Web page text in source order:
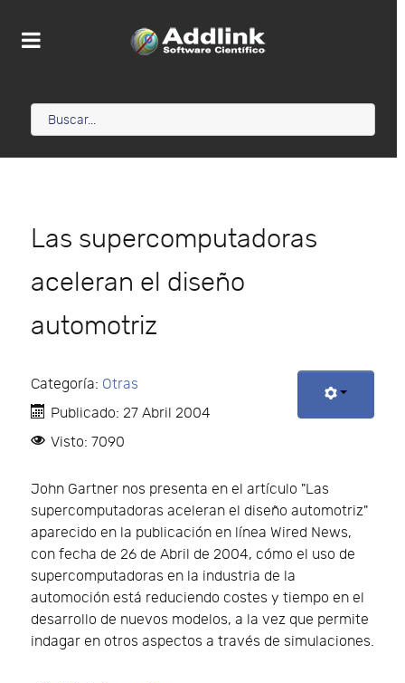
Las supercomputadoras
aceleran el diseño
automotriz
Categoría: Otras
Publicado: 27 Abril 2004
Visto: 7090
John Gartner nos presenta en el artículo "Las
supercomputadoras aceleran el diseño automotriz"
aparecido en la publicación en línea Wired News,
con fecha de 26 de Abril de 2004, cómo el uso de
supercomputadoras en la industria de la
automoción está reduciendo costes y tiempo en el
desarrollo de nuevos modelos, a la vez que permite
indagar en otros aspectos a través de simulaciones.